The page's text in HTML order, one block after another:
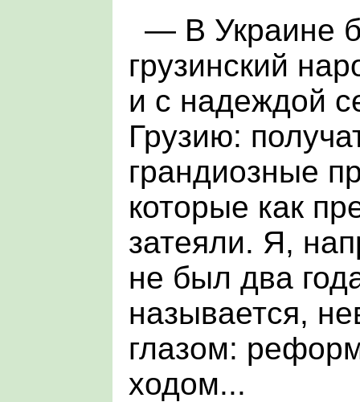
— В Украине
грузинский
и с надеждой
Грузию:
грандиозные
которые как
затеяли. Я,
не был два
называется,
глазом:
ходом...